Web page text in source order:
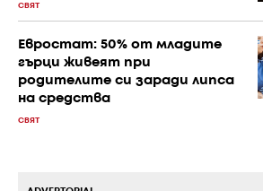
СВЯТ
Евростат: 50% от младите
гърци живеят при
родителите си заради липса
на средства
СВЯТ